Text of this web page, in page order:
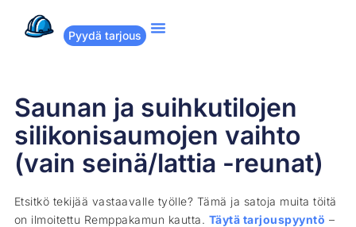
Pyydä tarjous
Saunan ja suihkutilojen
silikonisaumojen vaihto
(vain seinä/lattia -reunat)
Etsitkö tekijää vastaavalle työlle? Tämä ja satoja muita töitä
on ilmoitettu Remppakamun kautta. Täytä tarjouspyyntö –